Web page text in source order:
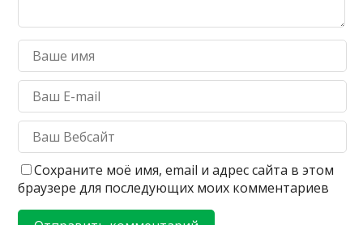
Сохраните моё имя, email и адрес сайта в этом
браузере для последующих моих комментариев